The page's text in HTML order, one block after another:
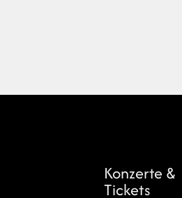
Konzerte &
Tickets